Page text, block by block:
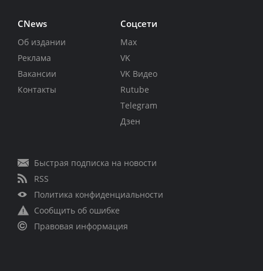
CNews
Об издании
Реклама
Вакансии
Контакты
Соцсети
Max
VK
VK Видео
Rutube
Telegram
Дзен
Быстрая подписка на новости
RSS
Политика конфиденциальности
Сообщить об ошибке
Правовая информация